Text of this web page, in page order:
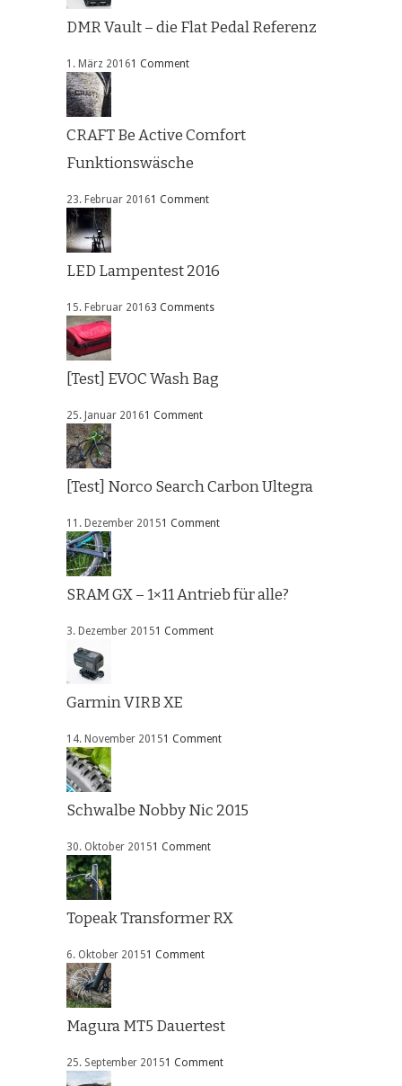
DMR Vault – die Flat Pedal Referenz
1. März 20161 Comment
CRAFT Be Active Comfort
Funktionswäsche
23. Februar 20161 Comment
LED Lampentest 2016
15. Februar 20163 Comments
[Test] EVOC Wash Bag
25. Januar 20161 Comment
[Test] Norco Search Carbon Ultegra
11. Dezember 20151 Comment
SRAM GX – 1×11 Antrieb für alle?
3. Dezember 20151 Comment
Garmin VIRB XE
14. November 20151 Comment
Schwalbe Nobby Nic 2015
30. Oktober 20151 Comment
Topeak Transformer RX
6. Oktober 20151 Comment
Magura MT5 Dauertest
25. September 20151 Comment